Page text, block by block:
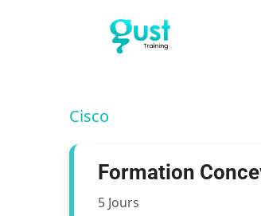
Cisco
Formation
5 Jours